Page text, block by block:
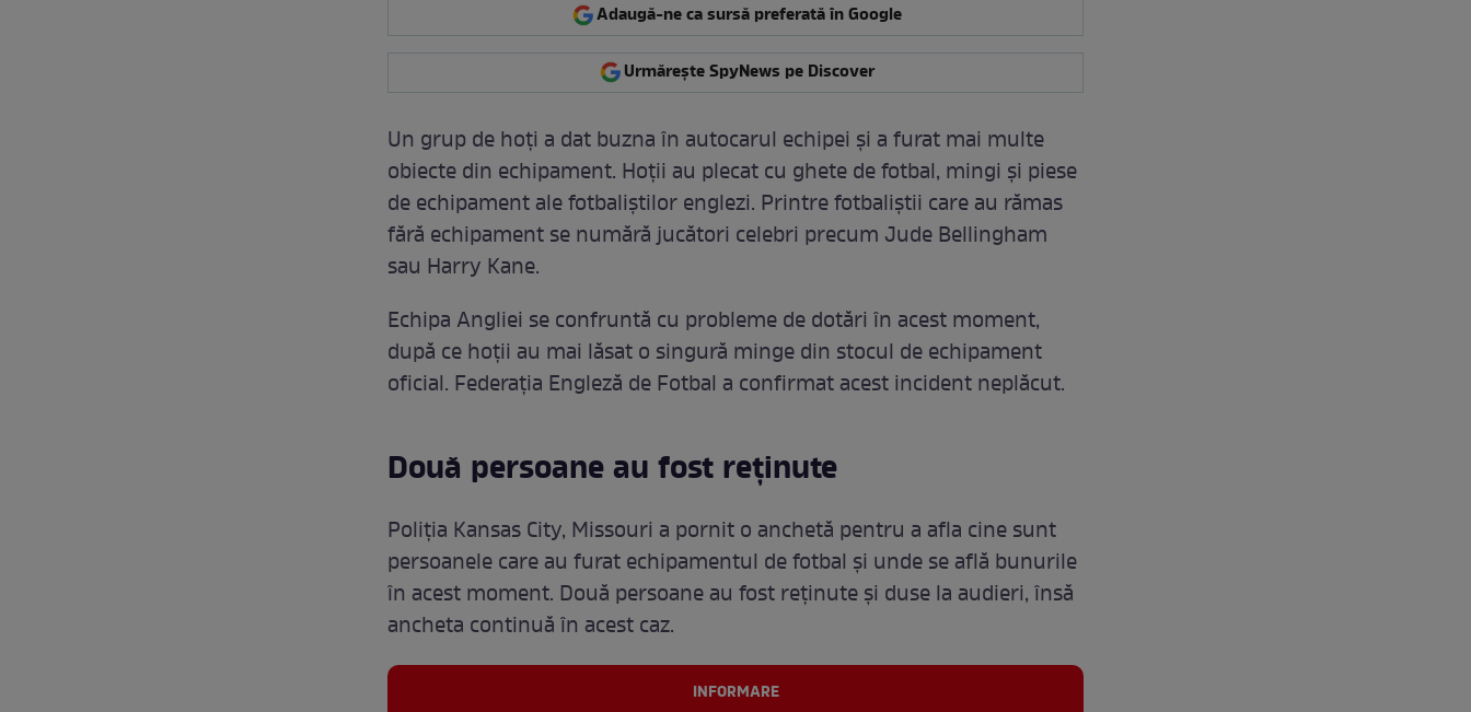
Adaugă-ne ca sursă preferată în Google
Urmărește SpyNews pe Discover
Un grup de hoți a dat buzna în autocarul echipei și a furat mai multe
obiecte din echipament. Hoții au plecat cu ghete de fotbal, mingi și piese
de echipament ale fotbaliștilor englezi. Printre fotbaliștii care au rămas
fără echipament se numără jucători celebri precum Jude Bellingham
sau Harry Kane.
Echipa Angliei se confruntă cu probleme de dotări în acest moment,
după ce hoții au mai lăsat o singură minge din stocul de echipament
oficial. Federația Engleză de Fotbal a confirmat acest incident neplăcut.
Două persoane au fost reținute
Poliția Kansas City, Missouri a pornit o anchetă pentru a afla cine sunt
persoanele care au furat echipamentul de fotbal și unde se află bunurile
în acest moment. Două persoane au fost reținute și duse la audieri, însă
ancheta continuă în acest caz.
INFORMARE